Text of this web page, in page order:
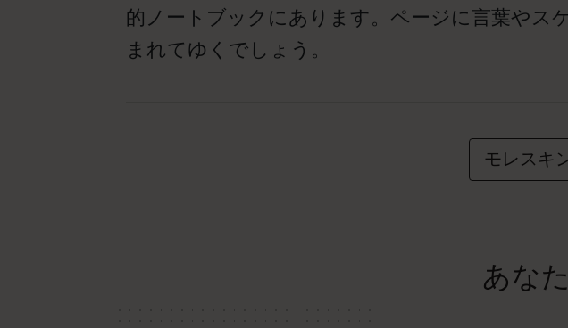
的ノートブックにあります。ページに言葉やス
まれてゆくでしょう。
モレスキ
あな